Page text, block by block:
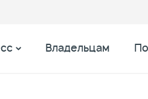
Владельцам